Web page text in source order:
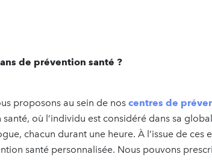
de prévention santé ?
proposons au sein de nos centres de
où l’individu est considéré dans sa
chacun durant une heure. À l’issue de ces
santé personnalisée. Nous pouvons